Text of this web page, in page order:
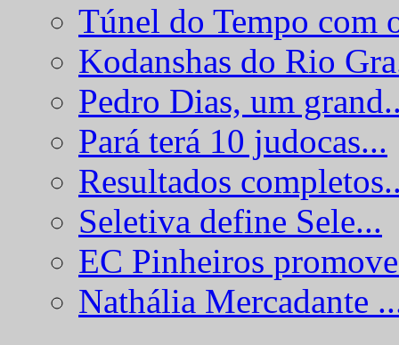
Túnel do Tempo com
Kodanshas do Rio
Pedro Dias, um
Pará terá 10 judocas...
Resultados
Seletiva define Sele...
EC Pinheiros
Nathália Mercadante